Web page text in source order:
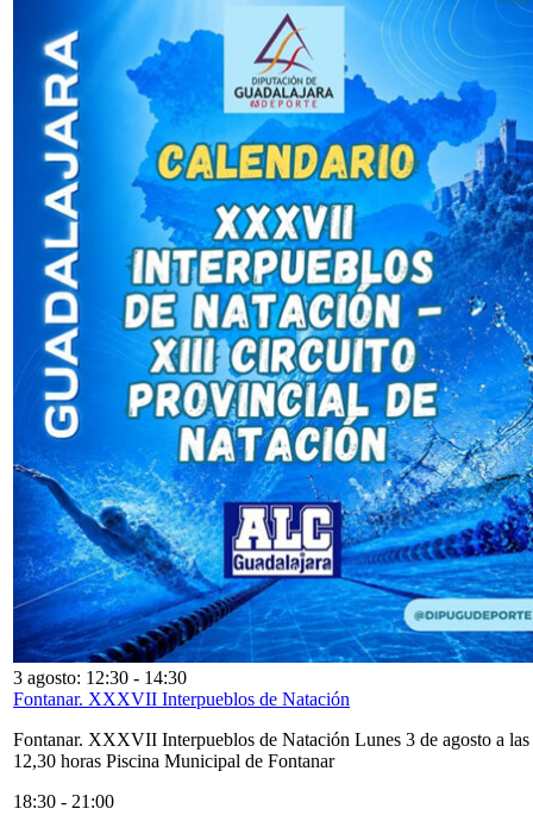
3 agosto: 12:30 - 14:30
Fontanar. XXXVII Interpueblos de Natación
Fontanar. XXXVII Interpueblos de Natación Lunes 3 de agosto a las
12,30 horas Piscina Municipal de Fontanar
18:30 - 21:00